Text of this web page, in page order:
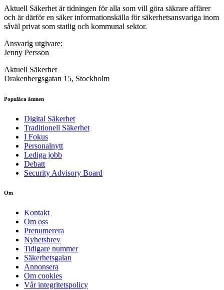
Aktuell Säkerhet är tidningen för alla som vill göra säkrare affärer
och är därför en säker informationskälla för säkerhets­ansvariga inom
såväl privat som statlig och kommunal sektor.
Ansvarig utgivare:
Jenny Persson
Aktuell Säkerhet
Drakenbergsgatan 15, Stockholm
Populära ämnen
Digital Säkerhet
Traditionell Säkerhet
I Fokus
Personalnytt
Lediga jobb
Debatt
Security Advisory Board
Om
Kontakt
Om oss
Prenumerera
Nyhetsbrev
Tidigare nummer
Säkerhetsgalan
Annonsera
Om cookies
Vår integritetspolicy